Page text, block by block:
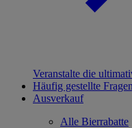
Veranstalte die
Häufig gestellte Fragen
Ausverkauf
Alle Bierrabatte